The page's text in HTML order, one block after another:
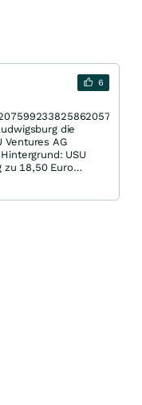
6
die
Ventures AG
USU
18,50 Euro